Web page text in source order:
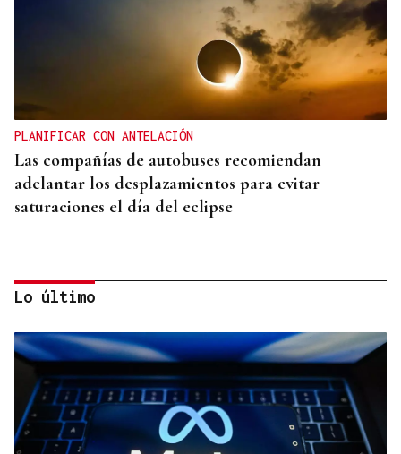
PLANIFICAR CON ANTELACIÓN
Las compañías de autobuses recomiendan
adelantar los desplazamientos para evitar
saturaciones el día del eclipse
Lo último